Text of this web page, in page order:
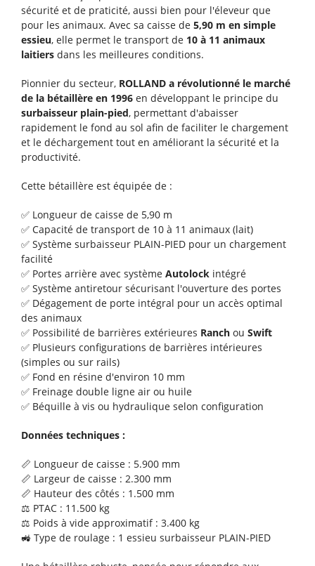
Nouvelle vente d'un gerbeur électrique TOYOTA
BT Tyro SHE100 !
Nouvelle vente d'une tondeuse professionnelle
KUBOTA G261 !
Nouvelle vente d’un chariot télescopique
MANITOU MT 1033 Easy !
hydraulique EMILY Sigma !
Nouvelle vente d’une bétaillère ROLLAND Rollvan
59 Plain-Pied !
Nouvelle vente d’une balayeuse industrielle
EMILY Star'Clean !
Nouvelle vente d’une balayeuse andaineuse
EMILY Aero'Sweep !
Nouvelle vente d'une chargeuse articulée GEHL
AL430 !
L !
Une faucheuse Vicon EXTRA 332 vendue !
Deux MLT 742-140V+ New Age Évolution Finition
Elite Vendus !
Un MT625 et une balayeuse Master Clean EMILY
sécurité et de praticité, aussi bien pour l'éleveur que
pour les animaux. Avec sa caisse de 5,90 m en simple
essieu, elle permet le transport de 10 à 11 animaux
laitiers dans les meilleures conditions.
Pionnier du secteur, ROLLAND a révolutionné le marché
de la bétaillère en 1996 en développant le principe du
surbaisseur plain-pied, permettant d'abaisser
rapidement le fond au sol afin de faciliter le chargement
et le déchargement tout en améliorant la sécurité et la
productivité.
Cette bétaillère est équipée de :
✅ Longueur de caisse de 5,90 m
✅ Capacité de transport de 10 à 11 animaux (lait)
✅ Système surbaisseur PLAIN-PIED pour un chargement
facilité
✅ Portes arrière avec système Autolock intégré
✅ Système antiretour sécurisant l'ouverture des portes
✅ Dégagement de porte intégral pour un accès optimal
des animaux
✅ Possibilité de barrières extérieures Ranch ou Swift
✅ Plusieurs configurations de barrières intérieures
(simples ou sur rails)
✅ Fond en résine d'environ 10 mm
✅ Freinage double ligne air ou huile
✅ Béquille à vis ou hydraulique selon configuration
Données techniques :
📏 Longueur de caisse : 5.900 mm
📏 Largeur de caisse : 2.300 mm
📏 Hauteur des côtés : 1.500 mm
⚖️ PTAC : 11.500 kg
⚖️ Poids à vide approximatif : 3.400 kg
🚜 Type de roulage : 1 essieu surbaisseur PLAIN-PIED